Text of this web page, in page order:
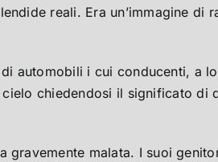
reali. Era un’immagine
automobili i cui conducenti, a
chiedendosi il significato di
gravemente malata. I suoi